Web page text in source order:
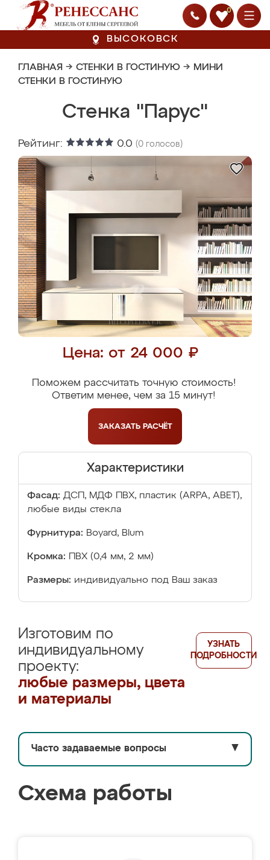
0
ВЫСОКОВСК
ГЛАВНАЯ → СТЕНКИ В ГОСТИНУЮ → МИНИ
СТЕНКИ В ГОСТИНУЮ
Стенка "Парус"
Рейтинг: 0.0 (0 голосов)
Цена: от 24 000 ₽
Поможем рассчитать точную стоимость!
Ответим менее, чем за 15 минут!
ЗАКАЗАТЬ РАСЧЁТ
Характеристики
Фасад: ДСП, МДФ ПВХ, пластик (ARPA, ABET),
любые виды стекла
Фурнитура: Boyard, Blum
Кромка: ПВХ (0,4 мм, 2 мм)
Размеры: индивидуально под Ваш заказ
Изготовим по
индивидуальному
проекту:
любые размеры, цвета
и материалы
УЗНАТЬ
ПОДРОБНОСТИ
Часто задаваемые вопросы ▼
Схема работы